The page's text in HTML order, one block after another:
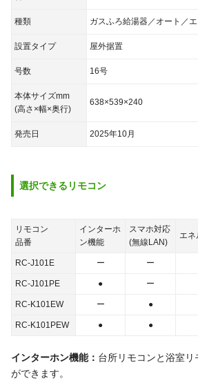
種類 ガスふろ給湯器／オート／
設置タイプ 屋外据置
号数 16号
本体サイズmm
(高さ×幅×奥行)
638×539×240
発売日 2025年10月
選択できる リモコン
リモコン
品番
インターホ
ン機能
スマホ対応
(無線LAN)
エネ
RC-J101E ー ー
RC-J101PE ● ー
RC-K101EW ー ●
RC-K101PEW ● ●
インターホン機能： 台所リモコンと浴室リ
ができます。